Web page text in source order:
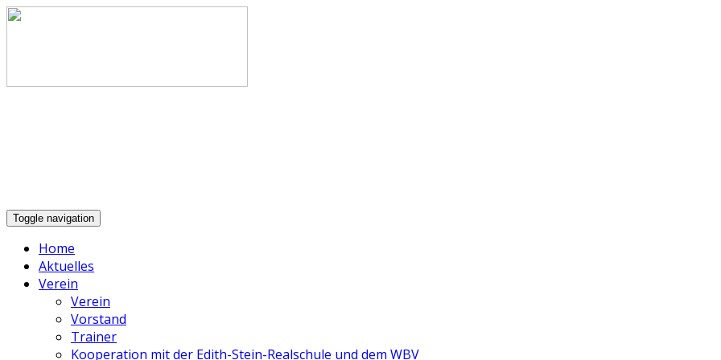
Toggle navigation
Home
Aktuelles
Verein
Verein
Vorstand
Trainer
Kooperation mit der Edith-Stein-Realschule und dem WBV